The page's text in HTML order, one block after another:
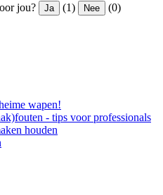
jou? Ja (1) Nee (0)
wapen!
- tips voor professionals
houden